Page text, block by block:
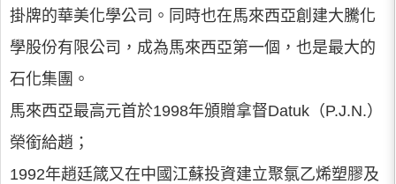
掛牌的華美化學公司。同時也在馬來西亞創建大騰化
學股份有限公司，成為馬來西亞第一個，也是最大的
石化集團。
馬來西亞最高元首於1998年頒贈拿督Datuk（P.J.N.）
榮銜給趙；
1992年趙廷箴又在中國江蘇投資建立聚氯乙烯塑膠及